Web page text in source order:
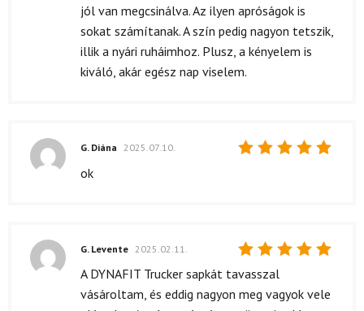
jól van megcsinálva. Az ilyen apróságok is
sokat számítanak. A szín pedig nagyon tetszik,
illik a nyári ruháimhoz. Plusz, a kényelem is
kiváló, akár egész nap viselem.
G. Diána 2025.07.10.
ok
Értékelés:
G. Levente 2025.02.11.
A DYNAFIT Trucker sapkát tavasszal
vásároltam, és eddig nagyon meg vagyok vele